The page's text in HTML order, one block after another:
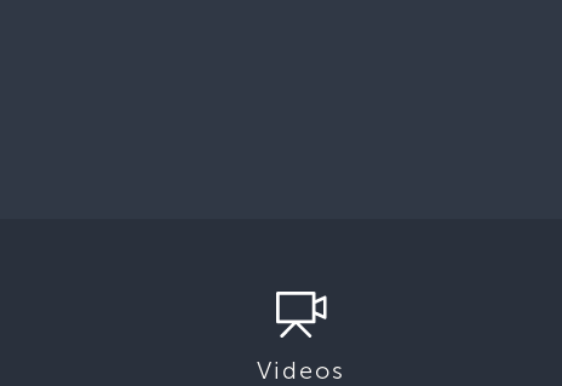
Videos